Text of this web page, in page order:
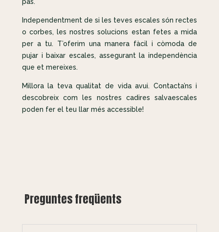
pas.
Independentment de si les teves escales són rectes
o corbes, les nostres solucions estan fetes a mida
per a tu. T’oferim una manera fàcil i còmoda de
pujar i baixar escales, assegurant la independència
que et mereixes.
Millora la teva qualitat de vida avui. Contacta’ns i
descobreix com les nostres cadires salvaescales
poden fer el teu llar més accessible!
Preguntes freqüents